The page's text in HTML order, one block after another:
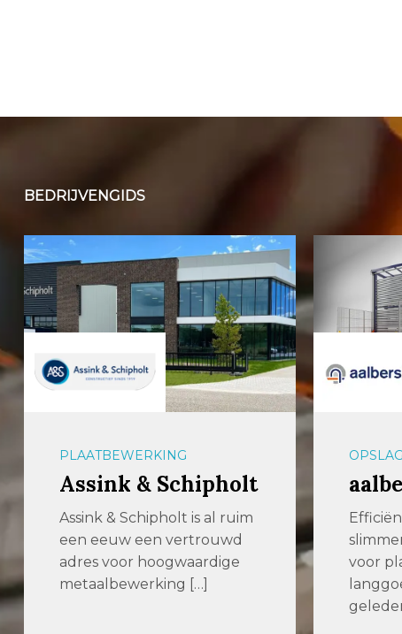
BEDRIJVENGIDS
OPSLAGSYSTEMEN
aalbers|farina
Efficiënter produceren met
slimmere opslagsystemen
voor plaatwerk en
langgoed Enkele jaren
Wij
Orders
door
[…]